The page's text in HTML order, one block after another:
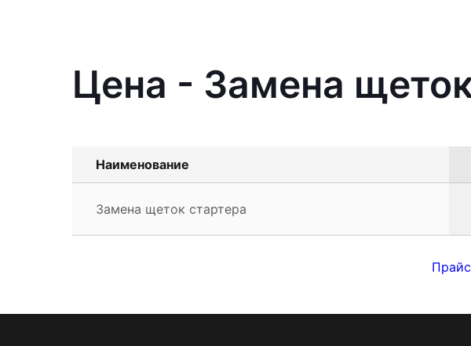
Цена - Замена
Наименование
Замена щеток стартера